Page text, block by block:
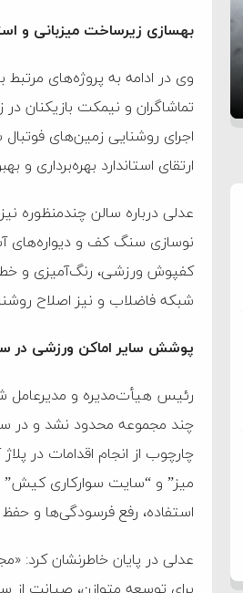
بهسازی زیرساخت میزبانی و
وی در ادامه به پروژه‌های
ارتقای استاندارد بهره‌برداری
عدلی درباره سالن چندمنظوره
نوسازی سنگ کف و دیواره‌های
کفپوش ورزشی، رنگ‌آمیزی و
شبکه فاضلاب و نیز اصلاح
پوشش سایر اماکن ورزشی در
رئیس هیأت‌مدیره و مدیرعامل
چند مجموعه محدود نشد و در
چارچوب از انجام اقدامات در
میز” و “سایت سوارکاری کیش”
استفاده، رفع فرسودگی‌ها و